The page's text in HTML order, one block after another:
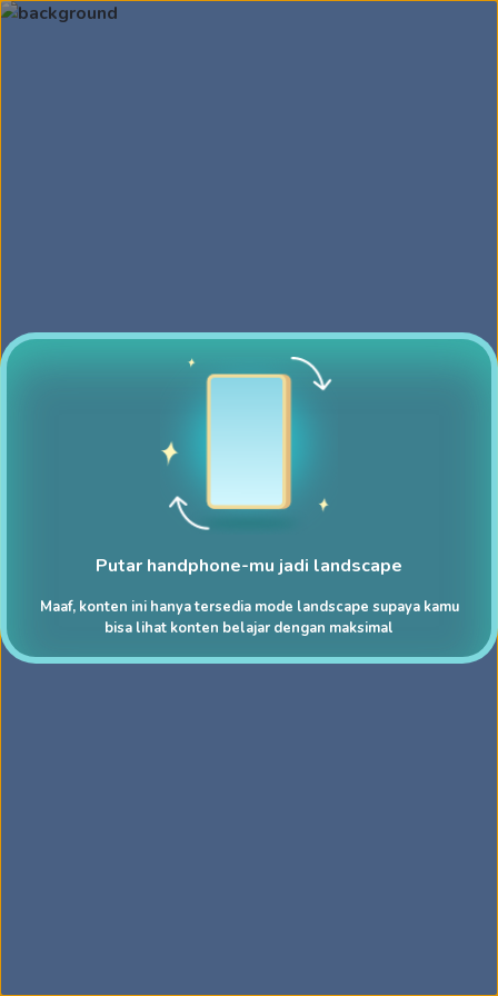
Putar handphone-mu jadi landscape
Maaf, konten ini hanya tersedia mode landscape supaya kamu
bisa lihat konten belajar dengan maksimal